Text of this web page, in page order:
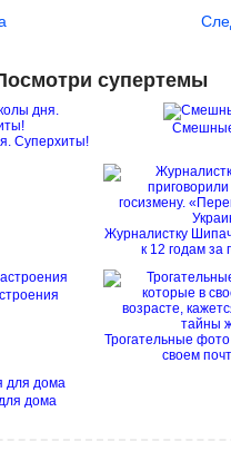
супертемы
Суперхиты!
Журналистку
к 12 годам за
Трогательные
своем
дома